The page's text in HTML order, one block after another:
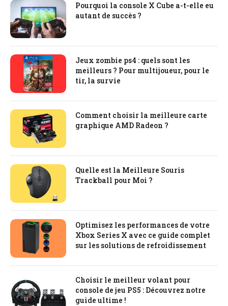
Pourquoi la console X Cube a-t-elle eu
autant de succès ?
Jeux zombie ps4 : quels sont les
meilleurs ? Pour multijoueur, pour le
tir, la survie
Comment choisir la meilleure carte
graphique AMD Radeon ?
Quelle est la Meilleure Souris
Trackball pour Moi ?
Optimisez les performances de votre
Xbox Series X avec ce guide complet
sur les solutions de refroidissement
Choisir le meilleur volant pour
console de jeu PS5 : Découvrez notre
guide ultime !